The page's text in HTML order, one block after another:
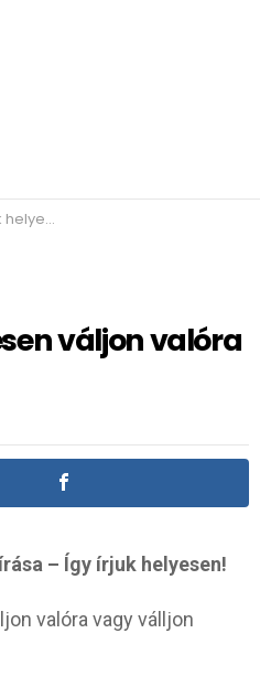
– Íme a válasz!
váljon valóra
– Így írjuk helyesen!
valóra vagy válljon